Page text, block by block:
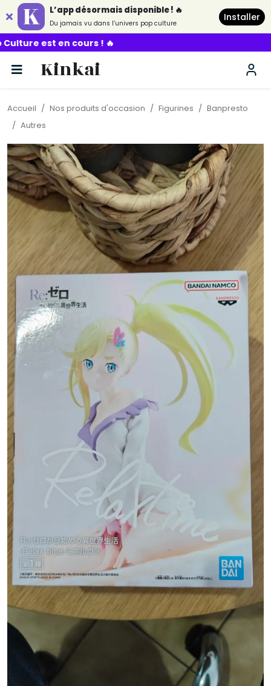
L’app désormais disponible ! 🔥
Du jamais vu dans l’univers pop culture
Installer
! 🔥
Kinkai
Accueil Nos produits d'occasion Figurines
Banpresto
Autres